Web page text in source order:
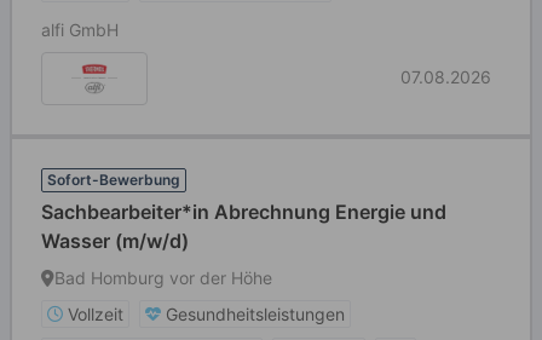
alfi GmbH
07.08.2026
Sofort-Bewerbung
Sachbearbeiter*in Abrechnung Energie und
Wasser (m/w/d)
Bad Homburg vor der Höhe
Vollzeit
Gesundheitsleistungen